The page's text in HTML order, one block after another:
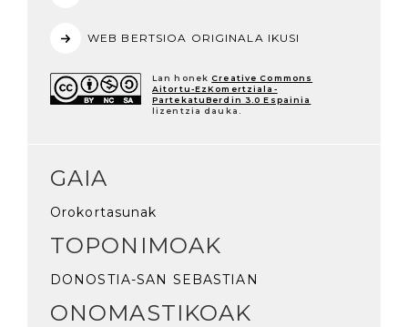
WEB BERTSIOA ORIGINALA IKUSI
Lan honek Creative Commons
Aitortu-EzKomertziala-
PartekatuBerdin 3.0 Espainia
lizentzia dauka.
GAIA
Orokortasunak
TOPONIMOAK
DONOSTIA-SAN SEBASTIAN
ONOMASTIKOAK